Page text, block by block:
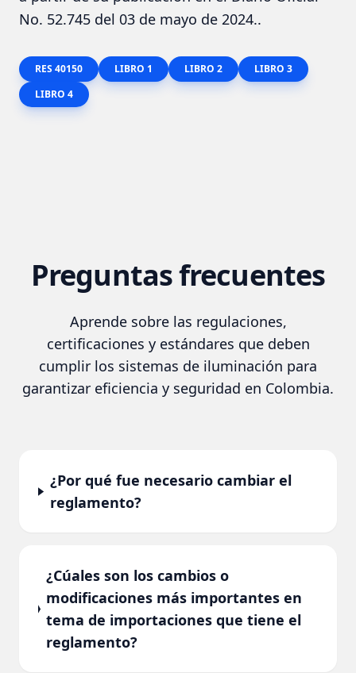
No. 52.745 del 03 de mayo de 2024..
RES 40150 LIBRO 1 LIBRO 2
LIBRO 3
LIBRO 4
Preguntas frecuentes
Aprende sobre las regulaciones,
certificaciones y estándares que deben
cumplir los sistemas de iluminación para
garantizar eficiencia y seguridad en Colombia.
¿Por qué fue necesario cambiar el
reglamento?
¿Cúales son los cambios o
modificaciones más importantes en
tema de importaciones que tiene el
reglamento?